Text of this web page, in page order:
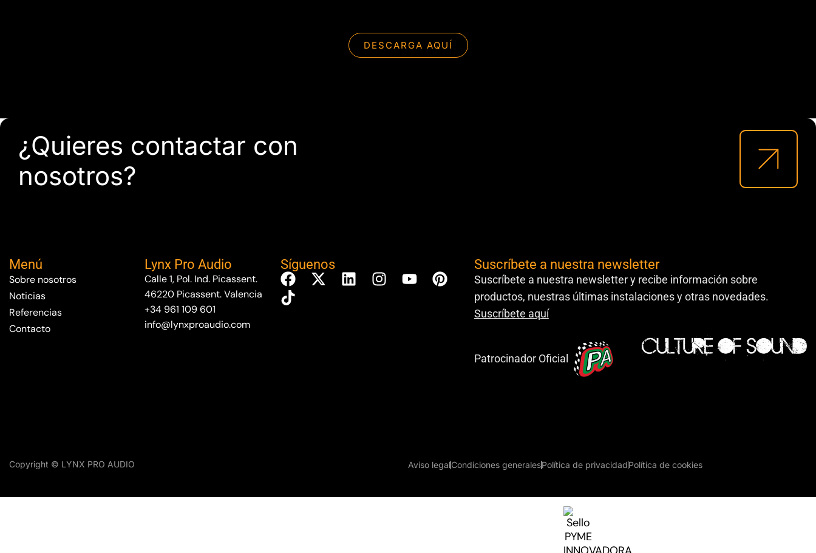
DESCARGA AQUÍ
¿Quieres contactar con
nosotros?
Menú
Sobre nosotros
Noticias
Referencias
Contacto
Lynx Pro Audio
Calle 1, Pol. Ind. Picassent.
46220 Picassent. Valencia
+34 961 109 601
info@lynxproaudio.com
Síguenos Suscríbete a nuestra newsletter
Suscríbete a nuestra newsletter y recibe información sobre
productos, nuestras últimas instalaciones y otras novedades.
Suscríbete aquí
Patrocinador Oficial
Copyright © LYNX PRO AUDIO Aviso legalCondiciones generalesPolítica de privacidadPolítica de cookies